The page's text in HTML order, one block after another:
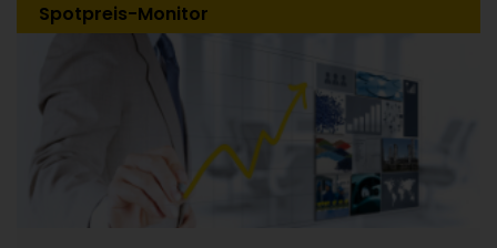
Spotpreis-Monitor